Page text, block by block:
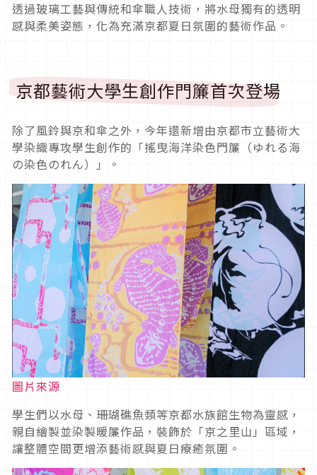
透過玻璃工藝與傳統和傘職人技術，將水母獨有的透明
感與柔美姿態，化為充滿京都夏日氛圍的藝術作品。
京都藝術大學生創作門簾首次登場
除了風鈴與京和傘之外，今年還新增由京都市立藝術大
學染織專攻學生創作的「搖曳海洋染色門簾（ゆれる海
の染色のれん）」。
圖片來源
學生們以水母、珊瑚礁魚類等京都水族館生物為靈感，
親自繪製並染製暖簾作品，裝飾於「京之里山」區域，
讓整體空間更增添藝術感與夏日療癒氛圍。